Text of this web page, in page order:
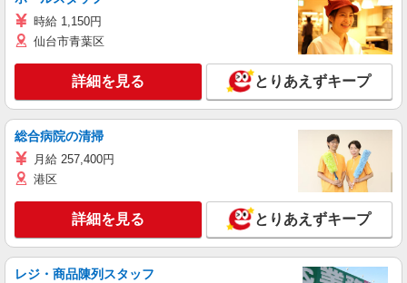
時給 1,150円
仙台市青葉区
詳細を見る とりあえずキープ
総合病院の清掃
月給 257,400円
港区
詳細を見る とりあえずキープ
レジ・商品陳列スタッフ